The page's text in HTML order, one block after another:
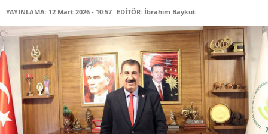
YAYINLAMA: 12 Mart 2026 - 10:57 EDİTÖR: İbrahim Baykut